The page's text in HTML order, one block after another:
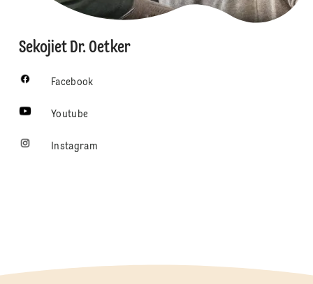
Sekojiet Dr. Oetker
Facebook
Youtube
Instagram